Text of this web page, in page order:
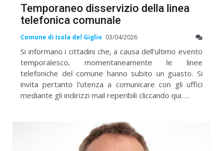
Temporaneo disservizio della linea
telefonica comunale
Comune di Isola del Giglio 03/04/2026
Si informano i cittadini che, a causa dell'ultimo evento
temporalesco, momentaneamente le linee
telefoniche del comune hanno subito un guasto. Si
invita pertanto l'utenza a comunicare con gli uffici
mediante gli indirizzi mail reperibili cliccando qui. ...